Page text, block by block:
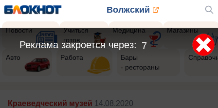
Волжский
Новости
Учиться
готов
Медицина Магазины
Авто Работа
Бары
- рестораны
Краеведческий музей 14.08.2020
5
Реклама закроется через: